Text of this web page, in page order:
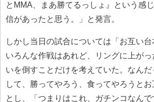
とMMA、まあ勝てるっしょ』という感
信があったと思う。」と発言。
しかし当日の試合については「お互い台
いろんな作戦はあれど、リングに上が
いを倒すことだけを考えていた。なんだ
して、勝ってやろう、食ってやろうとお
とし、「つまりはこれ、ガチンコなん